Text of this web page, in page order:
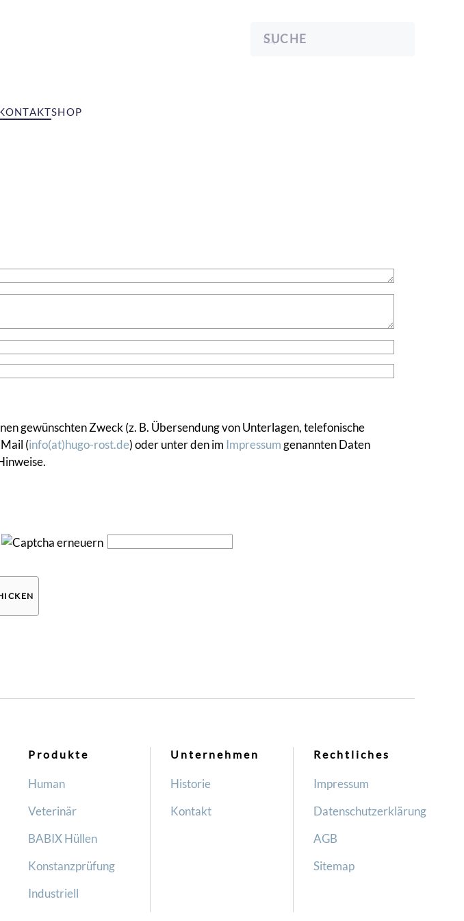
SHOP
gewünschten Zweck (z. B. Übersendung von Unterlagen, telefonische
(info(at)hugo-rost.de) oder unter den im Impressum genannten Daten
Produkte
Human
Veterinär
BABIX Hüllen
Konstanzprüfung
Industriell
Unternehmen
Historie
Kontakt
Rechtliches
Impressum
Datenschutzerklärung
AGB
Sitemap